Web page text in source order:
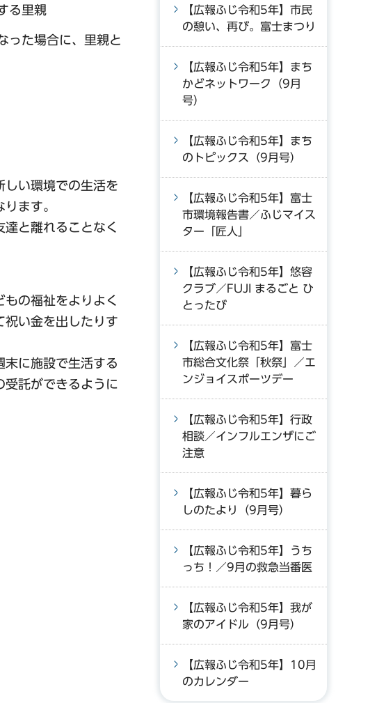
る里親
った場合に、里親と
しい環境での生活を
ます。
と離れることなく
の福祉をよりよく
祝い金を出したりす
に施設で生活する
託ができるように
【広報ふじ令和5年】市民
の憩い、再び。富士まつり
【広報ふじ令和5年】まち
かどネットワーク（9月
号）
【広報ふじ令和5年】まち
のトピックス（9月号）
【広報ふじ令和5年】富士
市環境報告書／ふじマイス
ター「匠人」
【広報ふじ令和5年】悠容
クラブ／FUJI まるごと ひ
とったび
【広報ふじ令和5年】富士
市総合文化祭「秋祭」／エ
ンジョイスポーツデー
【広報ふじ令和5年】行政
相談／インフルエンザにご
注意
【広報ふじ令和5年】暮ら
しのたより（9月号）
【広報ふじ令和5年】うち
っち！／9月の救急当番医
【広報ふじ令和5年】我が
家のアイドル（9月号）
【広報ふじ令和5年】10月
のカレンダー